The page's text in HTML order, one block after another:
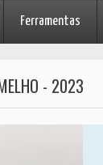
Ferramentas
- 2023